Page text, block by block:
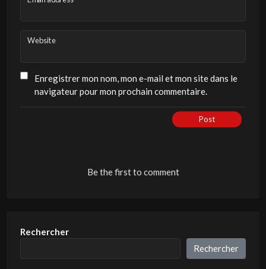
Website
Enregistrer mon nom, mon e-mail et mon site dans le
navigateur pour mon prochain commentaire.
Post
Be the first to comment
Rechercher
Rechercher